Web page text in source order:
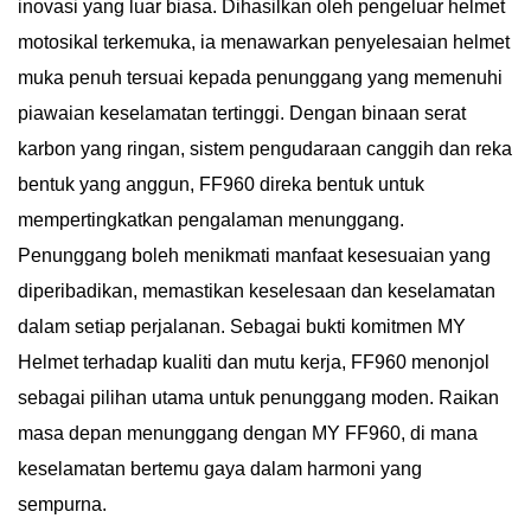
inovasi yang luar biasa. Dihasilkan oleh pengeluar helmet
motosikal terkemuka, ia menawarkan penyelesaian helmet
muka penuh tersuai kepada penunggang yang memenuhi
piawaian keselamatan tertinggi. Dengan binaan serat
karbon yang ringan, sistem pengudaraan canggih dan reka
bentuk yang anggun, FF960 direka bentuk untuk
mempertingkatkan pengalaman menunggang.
Penunggang boleh menikmati manfaat kesesuaian yang
diperibadikan, memastikan keselesaan dan keselamatan
dalam setiap perjalanan. Sebagai bukti komitmen MY
Helmet terhadap kualiti dan mutu kerja, FF960 menonjol
sebagai pilihan utama untuk penunggang moden. Raikan
masa depan menunggang dengan MY FF960, di mana
keselamatan bertemu gaya dalam harmoni yang
sempurna.